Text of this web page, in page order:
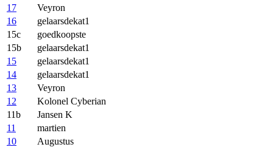
17
Veyron
16
gelaarsdekat1
15c
goedkoopste
15b
gelaarsdekat1
15
gelaarsdekat1
14
gelaarsdekat1
13
Veyron
12
Kolonel Cyberian
11b
Jansen K
11
martien
10
Augustus